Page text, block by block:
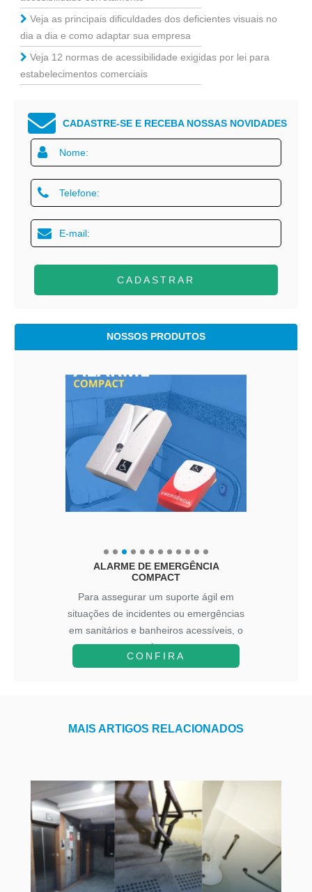
Veja as principais dificuldades dos deficientes visuais no
dia a dia e como adaptar sua empresa
Veja 12 normas de acessibilidade exigidas por lei para
estabelecimentos comerciais
CADASTRE-SE E RECEBA NOSSAS NOVIDADES
CADASTRAR
NOSSOS PRODUTOS
ALARME DE EMERGÊNCIA
COMPACT
Para assegurar um suporte ágil em
situações de incidentes ou emergências
em sanitários e banheiros acessíveis, o
A...
CONFIRA
MAIS ARTIGOS RELACIONADOS